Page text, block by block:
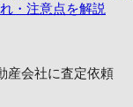
・注意点を解説
産会社に査定依頼